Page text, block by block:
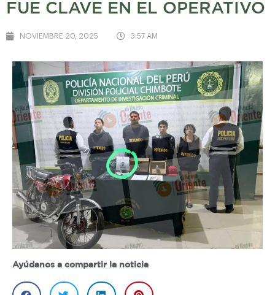
FUE CLAVE EN EL OPERATIVO
NOVIEMBRE 20, 2025 3:57 AM
Ayúdanos a compartir la noticia